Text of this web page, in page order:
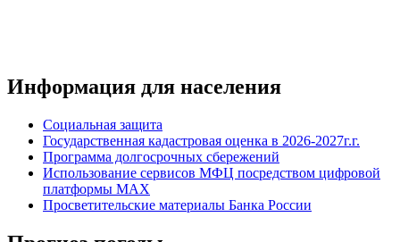
Информация для населения
Социальная защита
Государственная кадастровая оценка в 2026-2027г.г.
Программа долгосрочных сбережений
Использование сервисов МФЦ посредством цифровой
платформы MAX
Просветительские материалы Банка России